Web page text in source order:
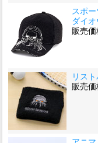
スポ
ダイ
販売価
リス
販売価